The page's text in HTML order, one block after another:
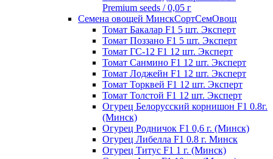
Premium seeds / 0,05 г
Семена овощей МинскСортСемОвощ
Томат Бакалар F1 5 шт. Эксперт
Томат Поззано F1 5 шт. Эксперт
Томат ГС-12 F1 12 шт. Эксперт
Томат Санмино F1 12 шт. Эксперт
Томат Лоджейн F1 12 шт. Эксперт
Томат Торквей F1 12 шт. Эксперт
Томат Толстой F1 12 шт. Эксперт
Огурец Белорусский корнишон F1 0.8г.
(Минск)
Огурец Родничок F1 0,6 г. (Минск)
Огурец Либелла F1 0.8 г. Минск
Огурец Титус F1 1 г. (Минск)